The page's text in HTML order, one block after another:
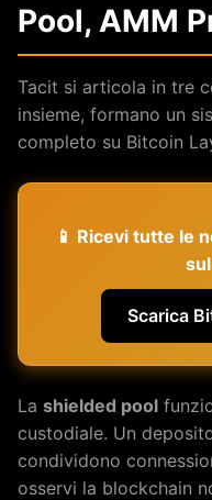
Pool, AMM
Tacit si articola in tre
insieme, formano un
completo su Bitcoin
📱 Ricevi tutte le
Scarica
La shielded pool
custodiale. Un
condividono
osservi la blockchain